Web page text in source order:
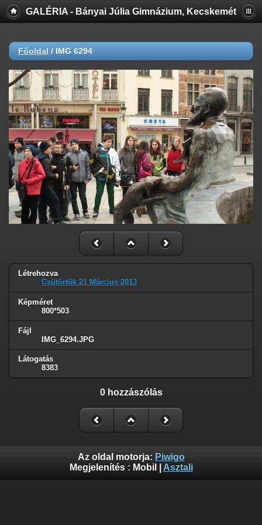
GALÉRIA - Bányai Júlia Gimnázium, Kecskemét
Főoldal / IMG 6294
Létrehozva
Csütörtök 21 Március 2013
Képméret
800*503
Fájl
IMG_6294.JPG
Látogatás
8383
0 hozzászólás
Az oldal motorja: Piwigo
Megjelenítés : Mobil Asztali